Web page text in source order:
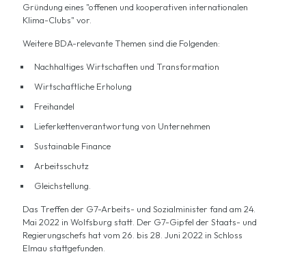
Gründung eines "offenen und kooperativen internationalen
Klima-Clubs" vor.
Weitere BDA-relevante Themen sind die Folgenden:
Nachhaltiges Wirtschaften und Transformation
Wirtschaftliche Erholung
Freihandel
Lieferkettenverantwortung von Unternehmen
Sustainable Finance
Arbeitsschutz
Gleichstellung.
Das Treffen der G7-Arbeits- und Sozialminister fand am 24.
Mai 2022 in Wolfsburg statt. Der G7-Gipfel der Staats- und
Regierungschefs hat vom 26. bis 28. Juni 2022 in Schloss
Elmau stattgefunden.